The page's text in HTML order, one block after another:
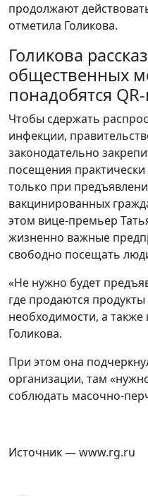
продолжают
отметила Голикова.
Голикова
общественных
понадобятся
Чтобы сдержать
инфекции,
законодательно
посещения
только при
вакцинированных
этом вице-премьер
жизненно важные
свободно посещать
«Не нужно будет
где продаются
необходимости, а
Голикова.
При этом она
организации, там
соблюдать масочно-
Источник — www.rg.ru